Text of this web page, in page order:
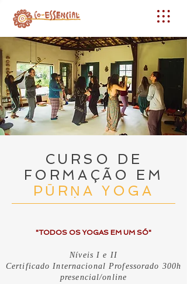
CURSO DE
FORMAÇÃO EM
PŪRṆA YOGA
"TODOS OS YOGAS EM UM SÓ"
Níveis I e II
Certificado InternacionalProfessorado 300h
presencial/online